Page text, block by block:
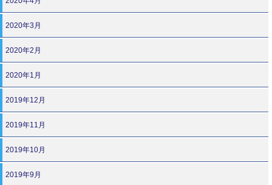
2020年3月
2020年2月
2020年1月
2019年12月
2019年11月
2019年10月
2019年9月